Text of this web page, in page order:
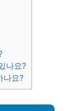
나요?
나요?